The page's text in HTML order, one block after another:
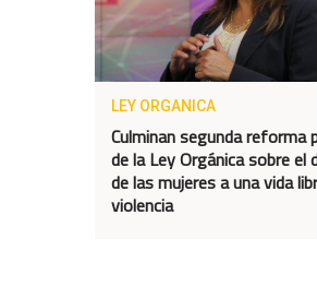
LEY ORGANICA
Culminan segunda reforma
de la Ley Orgánica sobre el
de las mujeres a una vida
violencia